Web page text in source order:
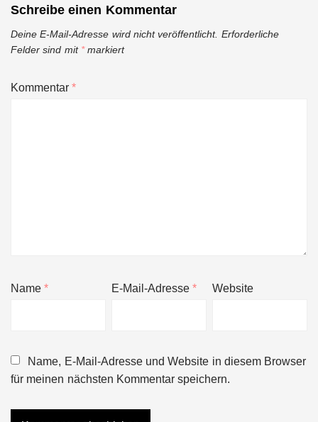
Schreibe einen Kommentar
Deine E-Mail-Adresse wird nicht veröffentlicht. Erforderliche
Felder sind mit *markiert
Kommentar*
Name* E-Mail-Adresse* Website
Name, E-Mail-Adresse und Website in diesem Browser
für meinen nächsten Kommentar speichern.